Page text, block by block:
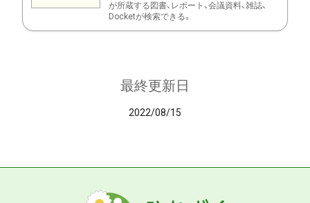
が所蔵する図書、レポート、会議資料、雑誌、
Docketが検索できる。
最終更新日
2022/08/15